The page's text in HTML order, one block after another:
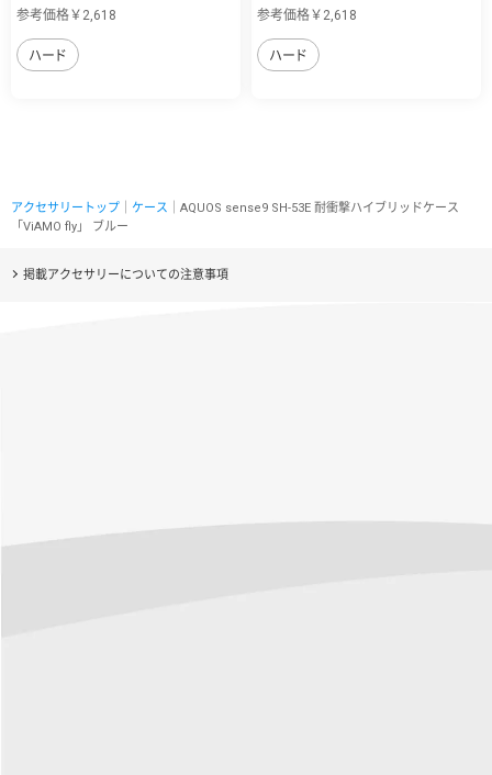
参考価格￥2,618
ハード
参考価格￥2,618
ハード
アクセサリートップ ケース ｜AQUOS sense9 SH-53E 耐衝撃ハイブリッドケース
「ViAMO fly」 ブルー
掲載アクセサリーについての注意事項